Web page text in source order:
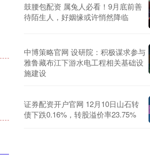
鼓腰包配资 属兔人必看！9月底前善
待陌生人，好姻缘或许悄然降临
中博策略官网 设研院：积极谋求参与
雅鲁藏布江下游水电工程相关基础设
施建设
证券配资开户官网 12月10日山石转
债下跌0.16%，转股溢价率23.75%